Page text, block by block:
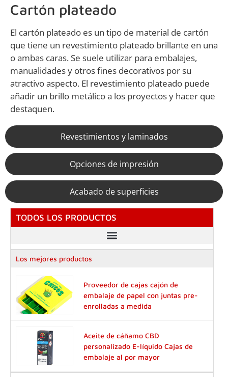
TODOS LOS PRODUCTOS
Los mejores productos
Proveedor de cajas cajón de
embalaje de papel con juntas pre-
enrolladas a medida
Aceite de cáñamo CBD
personalizado E-líquido Cajas de
embalaje al por mayor
Revestimientos y laminados
Opciones de impresión
Acabado de superficies
Cartón plateado
El cartón plateado es un tipo de material de cartón
que tiene un revestimiento plateado brillante en una
o ambas caras. Se suele utilizar para embalajes,
manualidades y otros fines decorativos por su
atractivo aspecto. El revestimiento plateado puede
añadir un brillo metálico a los proyectos y hacer que
destaquen.